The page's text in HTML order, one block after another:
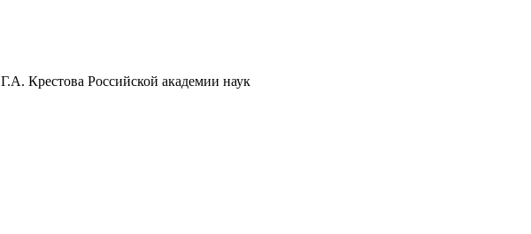
Крестова Российской академии наук